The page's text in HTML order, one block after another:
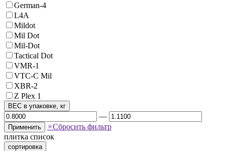
German-4
L4A
Mildot
Mil Dot
Mil-Dot
Tactical Dot
VMR-1
VTC-C Mil
XBR-2
Z Plex 1
ВЕС в упаковке, кг
—
Применить ×Сбросить фильтр
плитка список
сортировка